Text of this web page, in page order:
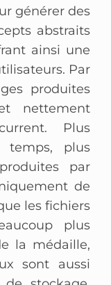
générer des
abstraits
ainsi une
Par
produites
nettement
Plus
temps, plus
par
de
les fichiers
plus
la médaille,
sont aussi